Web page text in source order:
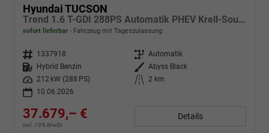
Hyundai TUCSON
Trend 1.6 T-GDI 288PS Automatik PHEV Krell-Sound Teill-Leder elektr. Heckklappe ACC Klimaautomatik Sitzheizung Lenkrandheizung Navi PDC v+h Rückf.Kamera Apple CarPlay + Android Auto 2xKeyless 19-LM vollelektr. Reichweite 68KM
sofort lieferbar Fahrzeug mit Tageszulassung
Fahrzeugnr. 1337918 Getriebe Automatik
Kraftstoff
Hybrid Benzin Außenfarbe Abyss Black
Leistung
212 kW (288 PS) Kilometerstand
2 km
10.06.2026
37.679,– €
incl. 19% MwSt.
Details